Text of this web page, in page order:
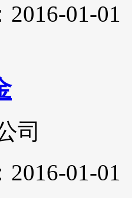
01-01
司
01-01